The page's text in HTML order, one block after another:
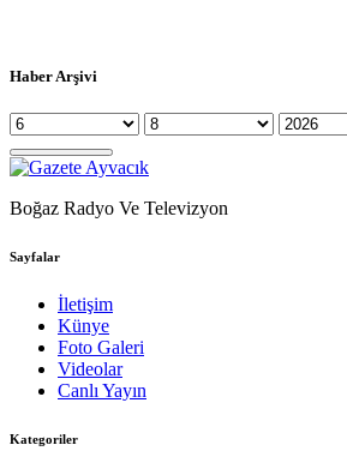
Haber Arşivi
Boğaz Radyo Ve Televizyon
Sayfalar
İletişim
Künye
Foto Galeri
Videolar
Canlı Yayın
Kategoriler